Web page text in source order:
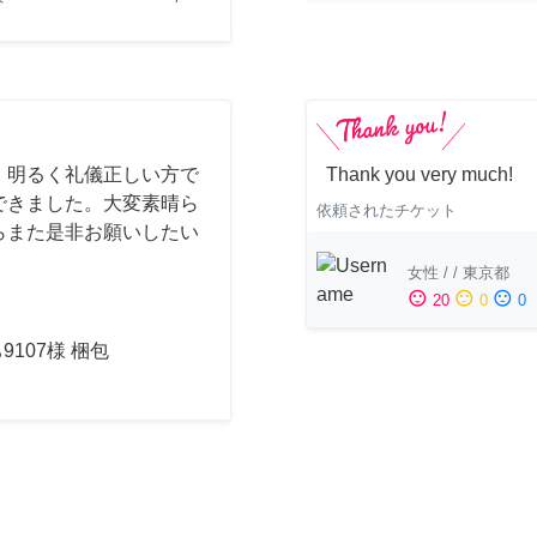
るく礼儀正しい方で
ました。大変素晴ら
た是非お願いしたい
様 梱包
Thank you very much!
依頼されたチケット
女性 / / 東京都
sentiment_satisfied 20 sentiment_neutral 0 sentiment_dissatisfied 0